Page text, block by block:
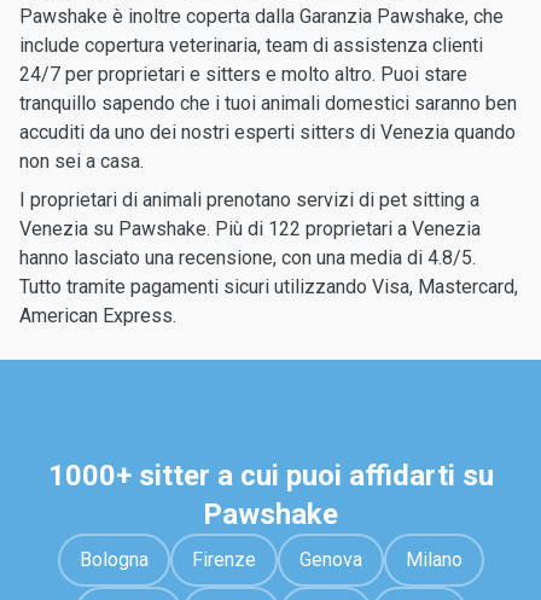
Pawshake è inoltre coperta dalla Garanzia Pawshake, che
include copertura veterinaria, team di assistenza clienti
24/7 per proprietari e sitters e molto altro. Puoi stare
tranquillo sapendo che i tuoi animali domestici saranno ben
accuditi da uno dei nostri esperti sitters di Venezia quando
non sei a casa.
I proprietari di animali prenotano servizi di pet sitting a
Venezia su Pawshake. Più di 122 proprietari a Venezia
hanno lasciato una recensione, con una media di 4.8/5.
Tutto tramite pagamenti sicuri utilizzando Visa, Mastercard,
American Express.
1000+ sitter a cui puoi affidarti su
Pawshake
Bologna Firenze Genova Milano